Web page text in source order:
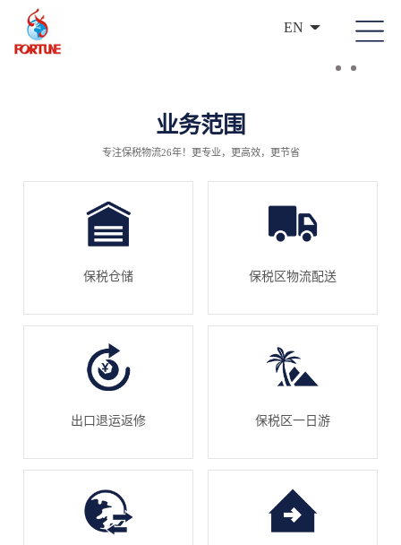
EN
业务范围
专注保税物流26年！更专业，更高效，更节省
保税仓储 保税区物流配送
出口退运返修 保税区一日游